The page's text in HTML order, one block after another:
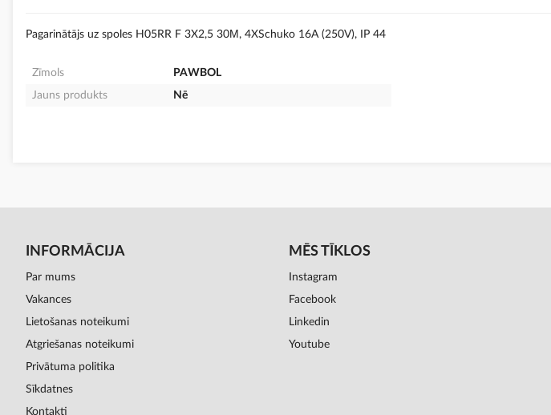
Pagarinātājs uz spoles H05RR F 3X2,5 30М, 4XSchuko 16A (250V), IP 44
Zīmols
PAWBOL
Jauns produkts
Nē
INFORMĀCIJA
Par mums
Vakances
Lietošanas noteikumi
Atgriešanas noteikumi
Privātuma politika
Sīkdatnes
Kontakti
MĒS TĪKLOS
Instagram
Facebook
Linkedin
Youtube